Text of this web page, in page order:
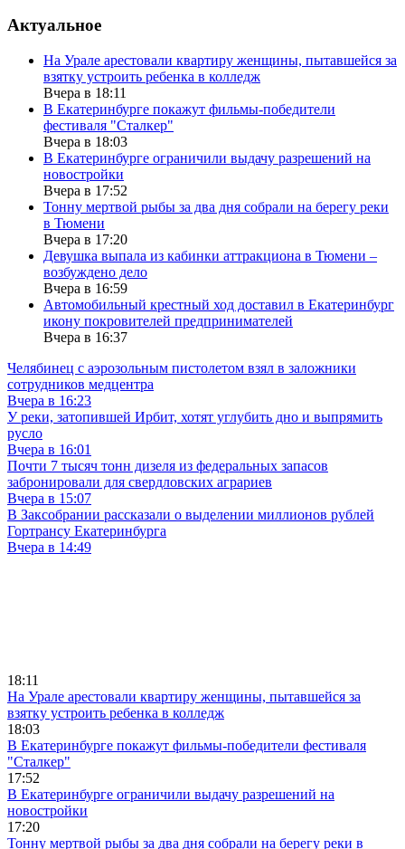
Актуальное
На Урале арестовали квартиру женщины, пытавшейся за
взятку устроить ребенка в колледж
Вчера в 18:11
В Екатеринбурге покажут фильмы-победители
фестиваля "Сталкер"
Вчера в 18:03
В Екатеринбурге ограничили выдачу разрешений на
новостройки
Вчера в 17:52
Тонну мертвой рыбы за два дня собрали на берегу реки
в Тюмени
Вчера в 17:20
Девушка выпала из кабинки аттракциона в Тюмени –
возбуждено дело
Вчера в 16:59
Автомобильный крестный ход доставил в Екатеринбург
икону покровителей предпринимателей
Вчера в 16:37
Челябинец с аэрозольным пистолетом взял в заложники
сотрудников медцентра
Вчера в 16:23
У реки, затопившей Ирбит, хотят углубить дно и выпрямить
русло
Вчера в 16:01
Почти 7 тысяч тонн дизеля из федеральных запасов
забронировали для свердловских аграриев
Вчера в 15:07
В Заксобрании рассказали о выделении миллионов рублей
Гортрансу Екатеринбурга
Вчера в 14:49
18:11
На Урале арестовали квартиру женщины, пытавшейся за
взятку устроить ребенка в колледж
18:03
В Екатеринбурге покажут фильмы-победители фестиваля
"Сталкер"
17:52
В Екатеринбурге ограничили выдачу разрешений на
новостройки
17:20
Тонну мертвой рыбы за два дня собрали на берегу реки в